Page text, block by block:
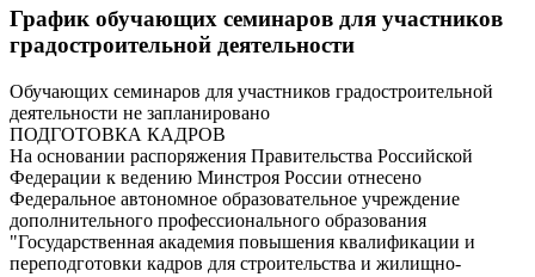
График обучающих семинаров для участников
градостроительной деятельности
Обучающих семинаров для участников градостроительной
деятельности не запланировано
ПОДГОТОВКА КАДРОВ
На основании распоряжения Правительства Российской
Федерации к ведению Минстроя России отнесено
Федеральное автономное образовательное учреждение
дополнительного профессионального образования
"Государственная академия повышения квалификации и
переподготовки кадров для строительства и жилищно-